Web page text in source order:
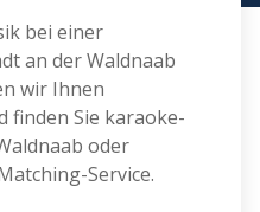
bei einer
an der Waldnaab
wir Ihnen
finden Sie karaoke-
oder
Service.